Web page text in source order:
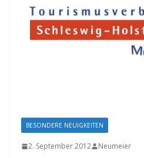
BESONDERE NEUIGKEITEN
2. September 2012 Neumeier